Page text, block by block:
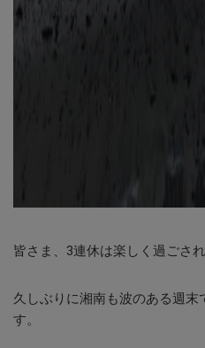
皆さま、3連休は楽しく過ごさ
久しぶりに湘南も波のある週
す。